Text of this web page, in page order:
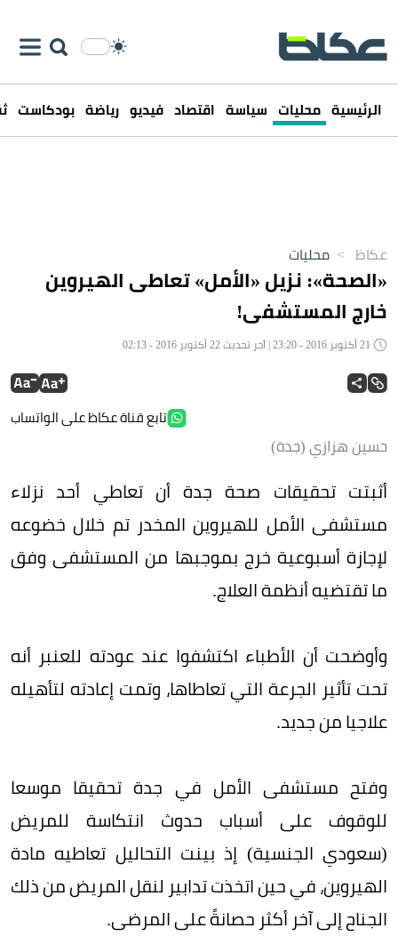
الرئيسية محليات سياسة اقتصاد فيديو رياضة بودكاست
عكاظ > محليات
«الصحة»: نزيل «الأمل» تعاطى الهيروين
خارج المستشفى!
تابع قناة عكاظ على الواتساب
حسين هزازي (جدة)
أثبتت تحقيقات صحة جدة أن تعاطي أحد نزلاء
مستشفى الأمل للهيروين المخدر تم خلال خضوعه
لإجازة أسبوعية خرج بموجبها من المستشفى وفق
ما تقتضيه أنظمة العلاج.
وأوضحت أن الأطباء اكتشفوا عند عودته للعنبر أنه
تحت تأثير الجرعة التي تعاطاها، وتمت إعادته لتأهيله
علاجيا من جديد.
وفتح مستشفى الأمل في جدة تحقيقا موسعا
للوقوف على أسباب حدوث انتكاسة للمريض
(سعودي الجنسية) إذ بينت التحاليل تعاطيه مادة
الهيروين، في حين اتخذت تدابير لنقل المريض من ذلك
الجناح إلى آخر أكثر حصانةً على المرضى.